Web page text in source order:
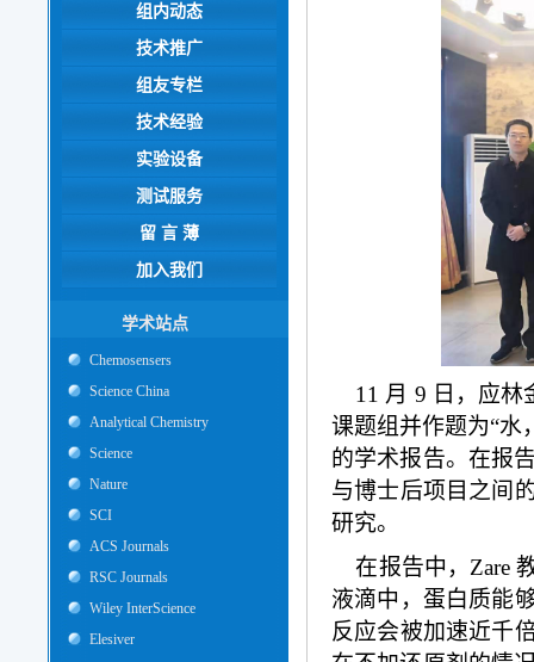
组内动态
技术推广
组友专栏
技术经验
实验设备
测试服务
留 言 薄
加入我们
学术站点
Chemosensers
Science China
Analytical Chemistry
Science
Nature
SCI
ACS Journals
RSC Journals
Wiley InterScience
Elesiver
11 月 9 日，应林
课题组并作题为“水
的学术报告。在报
与博士后项目之间
研究。
在报告中，Zare
液滴中，蛋白质能
反应会被加速近千